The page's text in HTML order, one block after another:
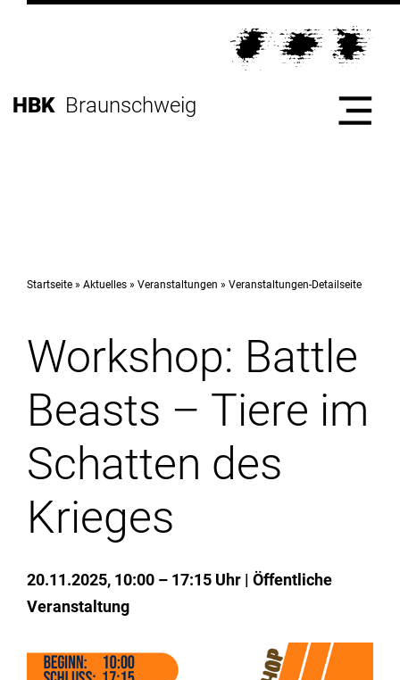
Inhalt
zur
Direkt
HBK Braunschweig
Hochschule
Studium
Institute
Forschung
Infrastruktur
Aktuelles
meinstudium
Startseite Aktuelles Veranstaltungen Veranstaltungen-Detailseite
Workshop: Battle
Beasts – Tiere im
Schatten des
Krieges
20.11.2025, 10:00 – 17:15 Uhr
Öffentliche
Veranstaltung